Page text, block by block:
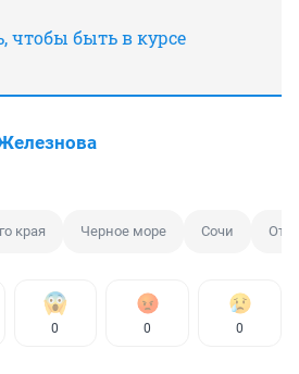
чтобы быть в курсе
края Черное море Сочи
0 0 0